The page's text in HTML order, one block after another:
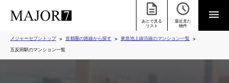
あとで見る
リスト
最近見た
物件
メジャーセブントップ 首都圏の路線から探す
東急池上線沿線のマンション一覧
五反田駅のマンション一覧